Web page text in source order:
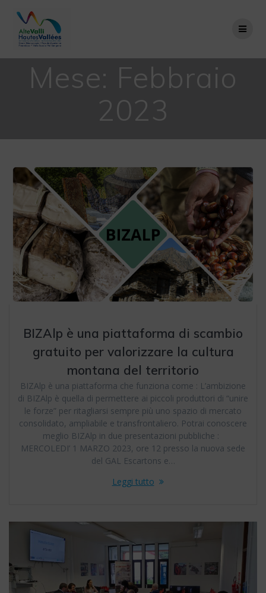
Mese: Febbraio
2023
BIZAlp è una piattaforma di scambio
gratuito per valorizzare la cultura
montana del territorio
BIZAlp è una piattaforma che funziona come : L’ambizione
di BIZAlp è quella di permettere ai piccoli produttori di “unire
le forze” per ritagliarsi sempre più uno spazio di mercato
consolidato, ampliabile e transfrontaliero. Potrai conoscere
meglio BIZAlp in due presentazioni pubbliche :
MERCOLEDI’ 1 MARZO 2023, ore 12 presso la nuova sede
del GAL Escartons e…
Leggi tutto